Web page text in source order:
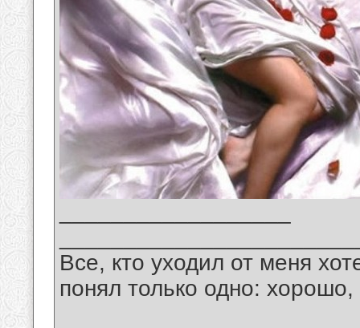
Все, кто уходил от меня
понял только одно: